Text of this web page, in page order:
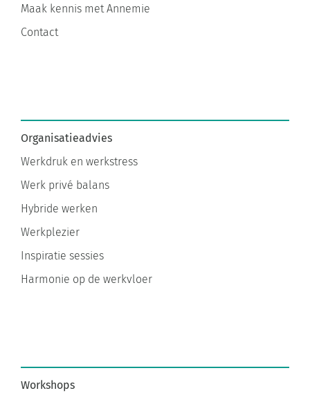
Maak kennis met Annemie
Contact
Organisatieadvies
Werkdruk en werkstress
Werk privé balans
Hybride werken
Werkplezier
Inspiratie sessies
Harmonie op de werkvloer
Workshops